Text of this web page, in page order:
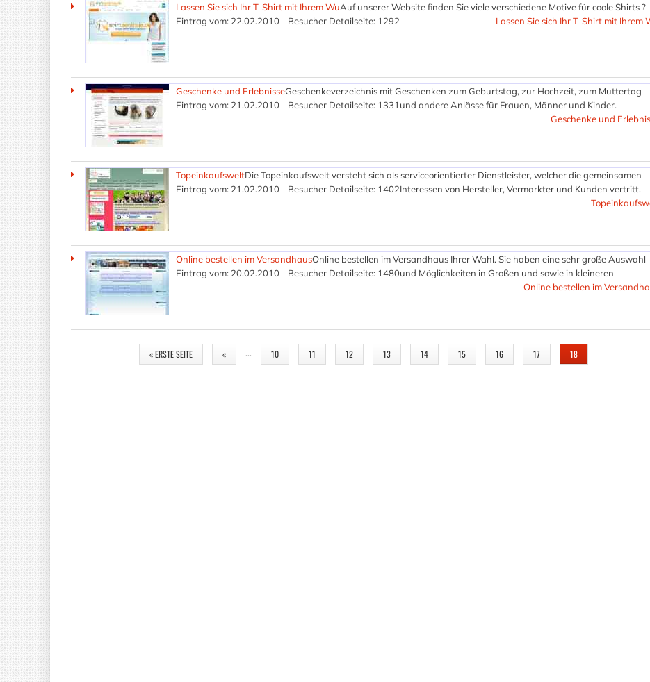
Lassen Sie sich Ihr T-Shirt mit Ihrem WuAuf unserer Website finden Sie viele verschiedene Motive für coole Shirts ?
Eintrag vom: 22.02.2010 - Besucher Detailseite: 1292
Lassen Sie sich Ihr T-Shirt mit Ihrem
Geschenke und ErlebnisseGeschenkeverzeichnis mit Geschenken zum Geburtstag, zur Hochzeit, zum Muttertag
und andere Anlässe für Frauen, Männer und Kinder.
Eintrag vom: 21.02.2010 - Besucher Detailseite: 1331
Geschenke und
TopeinkaufsweltDie Topeinkaufswelt versteht sich als serviceorientierter Dienstleister, welcher die gemeinsamen
Interessen von Hersteller, Vermarkter und Kunden vertritt.
Eintrag vom: 21.02.2010 - Besucher Detailseite: 1402
Online bestellen im VersandhausOnline bestellen im Versandhaus Ihrer Wahl. Sie haben eine sehr große Auswahl
und Möglichkeiten in Großen und sowie in kleineren
Eintrag vom: 20.02.2010 - Besucher Detailseite: 1480
Online bestellen im
« ERSTE SEITE « … 10 11 12 13 14 15 16 17 18